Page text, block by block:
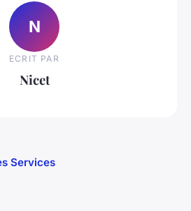
N
ECRIT PAR
Nicet
Services